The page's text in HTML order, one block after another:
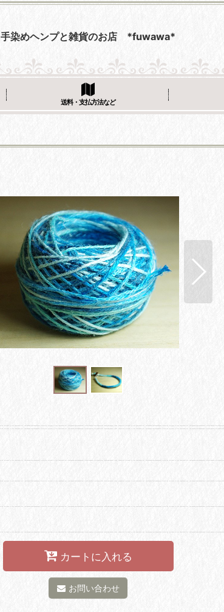
手染めヘンプと雑貨のお店 *fuwawa*
送料・支払方法など
カートに入れる
お問い合わせ